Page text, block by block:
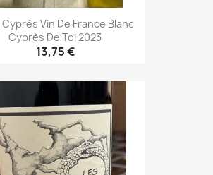
Cyprès Vin De France Blanc
Cyprès De Toi 2023
13,75 €